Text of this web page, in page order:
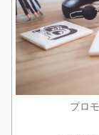
プロ